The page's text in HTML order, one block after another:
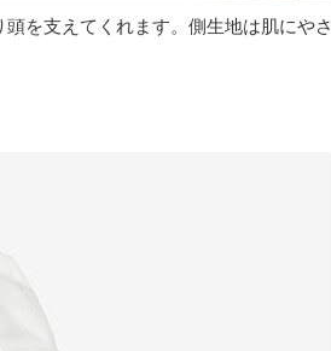
を支えてくれます。側生地は肌にやさ